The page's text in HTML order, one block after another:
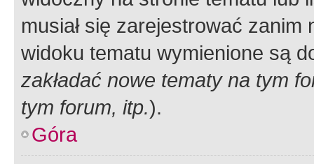
musiał się zarejestrować
widoku tematu wymienione są
zakładać nowe tematy na tym
tym forum, itp.).
Góra